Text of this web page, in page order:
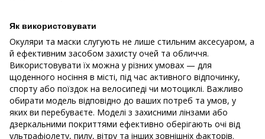
Як використовувати
Окуляри та маски слугують не лише стильним аксесуаром, а
й ефективним засобом захисту очей та обличчя.
Використовувати їх можна у різних умовах — для
щоденного носіння в місті, під час активного відпочинку,
спорту або поїздок на велосипеді чи мотоциклі. Важливо
обирати модель відповідно до ваших потреб та умов, у
яких ви перебуваєте. Моделі з захисними лінзами або
дзеркальними покриттями ефективно оберігають очі від
ультрафіолету, пилу, вітру та інших зовнішніх факторів.